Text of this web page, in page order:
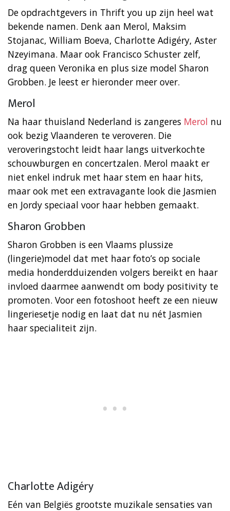
De opdrachtgevers in Thrift you up zijn heel wat
bekende namen. Denk aan Merol, Maksim
Stojanac, William Boeva, Charlotte Adigéry, Aster
Nzeyimana. Maar ook Francisco Schuster zelf,
drag queen Veronika en plus size model Sharon
Grobben. Je leest er hieronder meer over.
Merol
Na haar thuisland Nederland is zangeres Merol nu
ook bezig Vlaanderen te veroveren. Die
veroveringstocht leidt haar langs uitverkochte
schouwburgen en concertzalen. Merol maakt er
niet enkel indruk met haar stem en haar hits,
maar ook met een extravagante look die Jasmien
en Jordy speciaal voor haar hebben gemaakt.
Sharon Grobben
Sharon Grobben is een Vlaams plussize
(lingerie)model dat met haar foto’s op sociale
media honderdduizenden volgers bereikt en haar
invloed daarmee aanwendt om body positivity te
promoten. Voor een fotoshoot heeft ze een nieuw
lingeriesetje nodig en laat dat nu nét Jasmien
haar specialiteit zijn.
Charlotte Adigéry
Eén van Belgiës grootste muzikale sensaties van